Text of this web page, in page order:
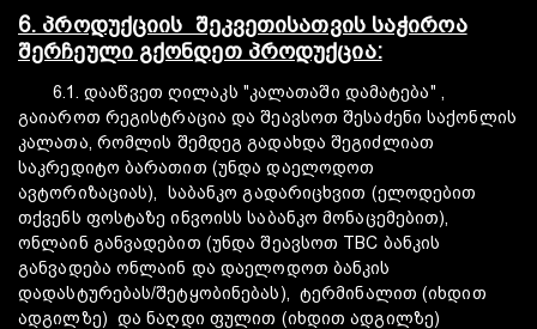
6. პროდუქციის შეკვეთისათვის საჭიროა
შერჩეული გქონდეთ პროდუქცია:
6.1. დააწვეთ ღილაკს "კალათაში დამატება" ,
გაიაროთ რეგისტრაცია და შეავსოთ შესაძენი საქონლის
კალათა, რომლის შემდეგ გადახდა შეგიძლიათ
საკრედიტო ბარათით (უნდა დაელოდოთ
ავტორიზაციას), საბანკო გადარიცხვით (ელოდებით
თქვენს ფოსტაზე ინვოისს საბანკო მონაცემებით),
ონლაინ განვადებით (უნდა შეავსოთ TBC ბანკის
განვადება ონლაინ და დაელოდოთ ბანკის
დადასტურებას/შეტყობინებას), ტერმინალით (იხდით
ადგილზე) და ნაღდი ფულით (იხდით ადგილზე)